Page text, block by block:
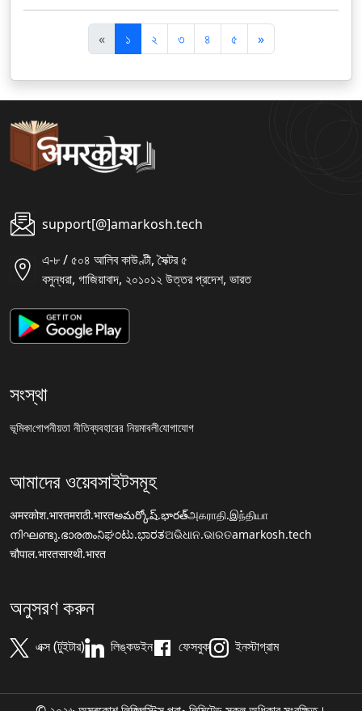
«पि
छ
ला
১ ২ ৩ ৪ ৫ »अ
ग
ला
support[@]amarkosh.tech
এ-৮ / ৫০৪ আলিব কাউণ্টী, সৈক্টর ৫
বসুন্ধরা, গাজিয়াবাদ, ২০১০১২ উত্তর প্রদেশ, ভারত
সংস্থা
ভূমিকাগোপনীয়তা নীতিব্যবহারের নিয়মাবলীযোগাযোগ
আমাদের ওয়েবসাইটসমূহ
अमरकोश.भारतमराठी.भारतఅమర్కోష్.భారత్அகராதி.இந்தியா
നിഘണ്ടു.ഭാരതംನಿಘಂಟು.ಭಾರತଅଭିଧାନ.ଭାରତamarkosh.tech
चौपाल.भारतसारथी.भारत
অনুসরণ করুন
এক্স (টুইটার) লিঙ্কডইন ফেসবুক ইনস্টাগ্রাম